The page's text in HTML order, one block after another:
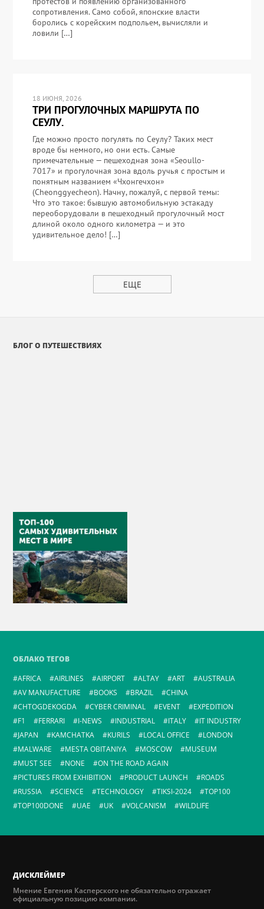
сопротивления. Само собой, японские власти
боролись с корейским подпольем, вычисляли и
ловили […]
18 ИЮНЯ, 2026
ТРИ ПРОГУЛОЧНЫХ МАРШРУТА ПО
СЕУЛУ.
Где можно просто погулять по Сеулу? Таких мест
вроде бы немного, но они есть. Самые
примечательные — пешеходная зона «Seoullo-
7017» и прогулочная зона вдоль ручья с простым и
понятным названием «Чхонгечхон»
(Cheonggyecheon). Начну, пожалуй, с первой темы:
Что это такое: бывшую автомобильную эстакаду
переоборудовали в пешеходный прогулочный мост
длиной около одного километра — и это
удивительное дело! […]
ЕЩЕ
БЛОГ О ПУТЕШЕСТВИЯХ
ОБЛАКО ТЕГОВ
AFRICA
AIRLINES AIRPORT ALTAY ART
AUSTRALIA
AV MANUFACTURE
BOOKS BRAZIL
CHINA
CHTOGDEKOGDA
CYBER CRIMINAL EVENT
EXPEDITION
F1
FERRARI I-NEWS INDUSTRIAL ITALY
IT INDUSTRY
JAPAN
KAMCHATKA KURILS LOCAL OFFICE
LONDON
MALWARE
MESTA OBITANIYA MOSCOW
MUSEUM
MUST SEE
NONE
ON THE ROAD AGAIN
PICTURES FROM EXHIBITION
PRODUCT LAUNCH
ROADS
RUSSIA
SCIENCE TECHNOLOGY TIKSI-2024
TOP100
TOP100DONE
UAE UK VOLCANISM WILDLIFE
ДИСКЛЕЙМЕР
Мнение Евгения Касперского не обязательно отражает
официальную позицию компании.